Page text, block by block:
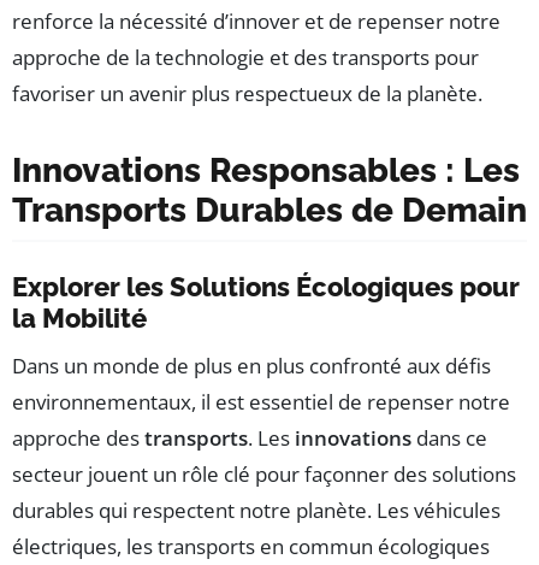
renforce la nécessité d’innover et de repenser notre
approche de la technologie et des transports pour
favoriser un avenir plus respectueux de la planète.
Innovations Responsables : Les
Transports Durables de Demain
Explorer les Solutions Écologiques pour
la Mobilité
Dans un monde de plus en plus confronté aux défis
environnementaux, il est essentiel de repenser notre
approche destransports. Les innovations dans ce
secteur jouent un rôle clé pour façonner des solutions
durables qui respectent notre planète. Les véhicules
électriques, les transports en commun écologiques